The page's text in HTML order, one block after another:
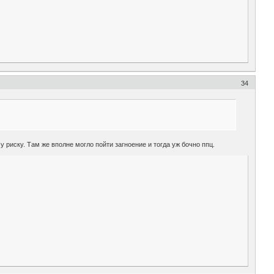
34
Там же вполне могло пойти загноение и тогда уж бочно ппц.